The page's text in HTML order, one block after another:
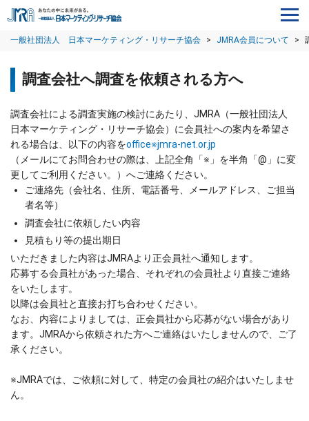
一般社団法人 日本マーケティング・リサーチ協会 > JMRA会員について >
調査会社へ調査を依頼される方へ
調査会社による調査実施の検討にあたり、JMRA（一般社団法人
日本マーケティング・リサーチ協会）に会員社への案内を希望さ
れる場合は、以下の内容をoffice※jmra-net.or.jp
（メールにてお問合わせの際は、上記全角「※」を半角「@」に変
更してご利用ください。）へご連絡ください。
ご連絡先（会社名、住所、電話番号、メールアドレス、ご担当
者名等）
調査会社に依頼したい内容
見積もり等の提出期日
いただきました内容はJMRAより正会員社へ通知します。
応募する会員社があった場合、それぞれの会員社より直接ご連絡
をいたします。
以降は会員社と直接お打ち合わせください。
なお、内容によりましては、正会員社から応募がない場合があり
ます。JMRAから依頼された方へご連絡はいたしませんので、ご了
承ください。
※JMRAでは、ご依頼に対して、特定の会員社の紹介はいたしませ
ん。